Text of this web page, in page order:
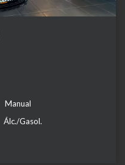
Manual
Álc./Gasol.